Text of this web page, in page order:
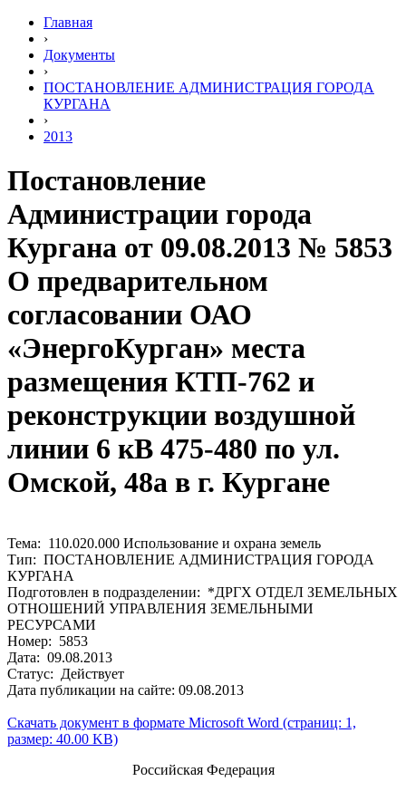
Главная
›
Документы
›
ПОСТАНОВЛЕНИЕ АДМИНИСТРАЦИЯ ГОРОДА
КУРГАНА
›
2013
Постановление
Администрации города
Кургана от 09.08.2013 № 5853
О предварительном
согласовании ОАО
«ЭнергоКурган» места
размещения КТП-762 и
реконструкции воздушной
линии 6 кВ 475-480 по ул.
Омской, 48а в г. Кургане
Тема: 110.020.000 Использование и охрана земель
Тип: ПОСТАНОВЛЕНИЕ АДМИНИСТРАЦИЯ ГОРОДА
КУРГАНА
Подготовлен в подразделении: *ДРГХ ОТДЕЛ ЗЕМЕЛЬНЫХ
ОТНОШЕНИЙ УПРАВЛЕНИЯ ЗЕМЕЛЬНЫМИ
РЕСУРСАМИ
Номер: 5853
Дата: 09.08.2013
Статус: Действует
Дата публикации на сайте: 09.08.2013
Скачать документ в формате Microsoft Word (страниц: 1,
размер: 40.00 KB)
Российская Федерация